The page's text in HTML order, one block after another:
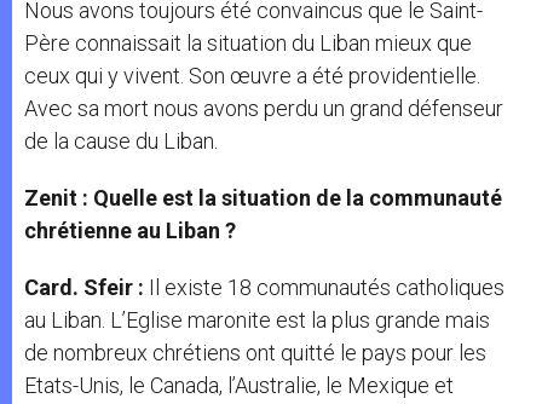
Nous avons toujours été convaincus que le Saint-
Père connaissait la situation du Liban mieux que
ceux qui y vivent. Son œuvre a été providentielle.
Avec sa mort nous avons perdu un grand défenseur
de la cause du Liban.
Zenit : Quelle est la situation de la communauté
chrétienne au Liban ?
Card. Sfeir : Il existe 18 communautés catholiques
au Liban. L’Eglise maronite est la plus grande mais
de nombreux chrétiens ont quitté le pays pour les
Etats-Unis, le Canada, l’Australie, le Mexique et